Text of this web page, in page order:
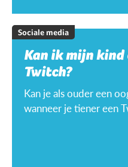
Sociale media
Kan ik mijn
Twitch?
Kan je als ouder een
wanneer je tiener een